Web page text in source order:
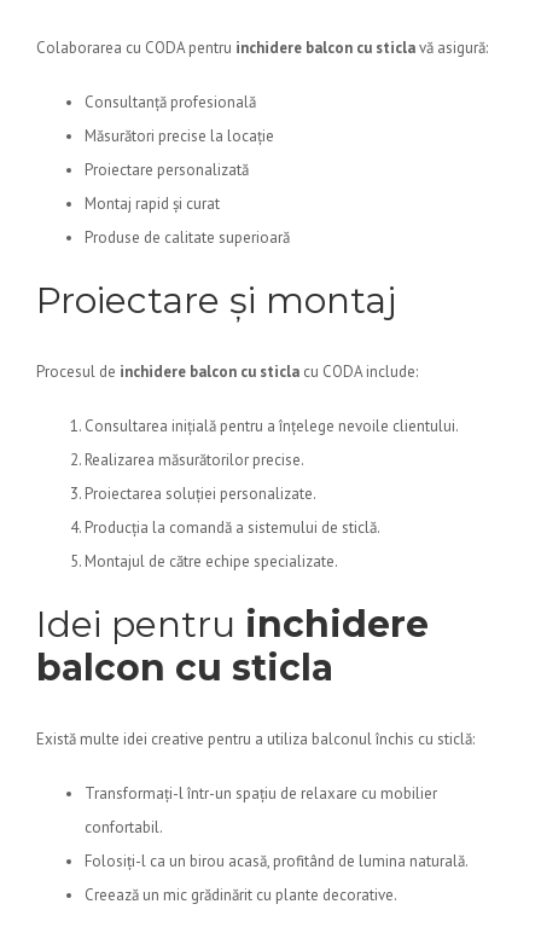
Colaborarea cu CODA pentru inchidere balcon cu sticlavă asigură:
Consultanță profesională
Măsurători precise la locație
Proiectare personalizată
Montaj rapid și curat
Produse de calitate superioară
Proiectare și montaj
Procesul de inchidere balcon cu sticla cu CODA include:
Consultarea inițială pentru a înțelege nevoile clientului.
Realizarea măsurătorilor precise.
Proiectarea soluției personalizate.
Producția la comandă a sistemului de sticlă.
Montajul de către echipe specializate.
Idei pentru inchidere
balcon cu sticla
Există multe idei creative pentru a utiliza balconul închis cu sticlă:
Transformați-l într-un spațiu de relaxare cu mobilier
confortabil.
Folosiți-l ca un birou acasă, profitând de lumina naturală.
Creează un mic grădinărit cu plante decorative.